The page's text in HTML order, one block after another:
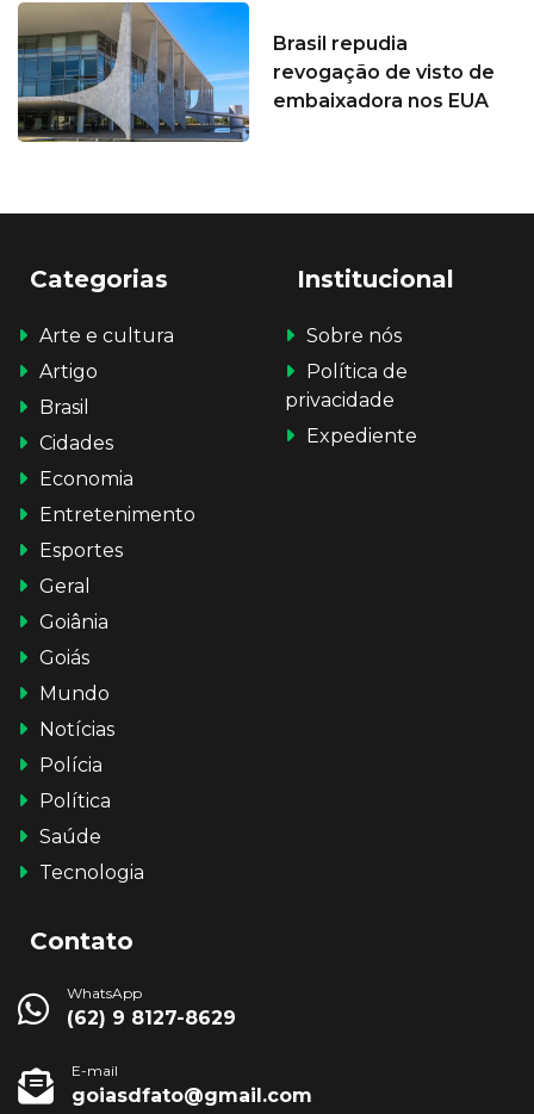
Brasil repudia
revogação de visto de
embaixadora nos EUA
Categorias
Arte e cultura
Artigo
Brasil
Cidades
Economia
Entretenimento
Esportes
Geral
Goiânia
Goiás
Mundo
Notícias
Polícia
Política
Saúde
Tecnologia
Institucional
Sobre nós
Política de
privacidade
Expediente
Contato
WhatsApp
(62) 9 8127-8629
E-mail
goiasdfato@gmail.com